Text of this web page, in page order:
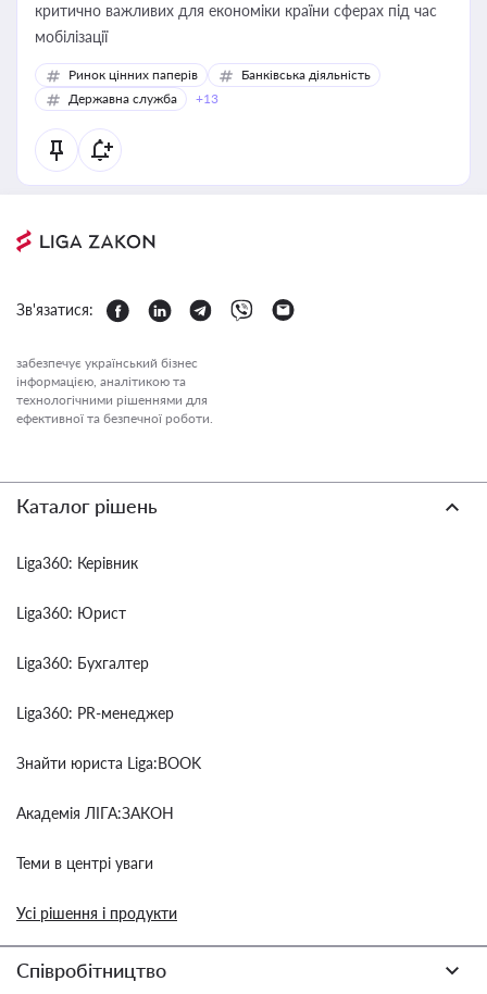
критично важливих для економіки країни сферах під час
мобілізації
Ринок цінних паперів
Банківська діяльність
Державна служба
+13
Зв'язатися:
забезпечує український бізнес
інформацією, аналітикою та
технологічними рішеннями для
ефективної та безпечної роботи.
Каталог рішень
Liga360: Керівник
Liga360: Юрист
Liga360: Бухгалтер
Liga360: PR-менеджер
Знайти юриста Liga:BOOK
Академія ЛІГА:ЗАКОН
Теми в центрі уваги
Усі рішення і продукти
Співробітництво